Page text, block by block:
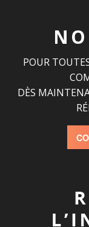
POUR
DÈS